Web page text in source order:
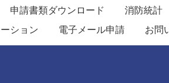
申請書類ダウンロード 消防統計
ション 電子メール申請 お問